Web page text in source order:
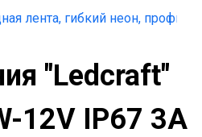
лента, гибкий неон,
"Ledcraft"
12V IP67 3A